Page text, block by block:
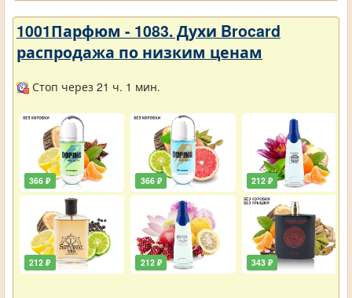
1001Парфюм - 1083. Духи Brocard
распродажа по низким ценам
Стоп через 21 ч. 1 мин.
366 ₽
212 ₽
366 ₽
212 ₽
212 ₽
343 ₽